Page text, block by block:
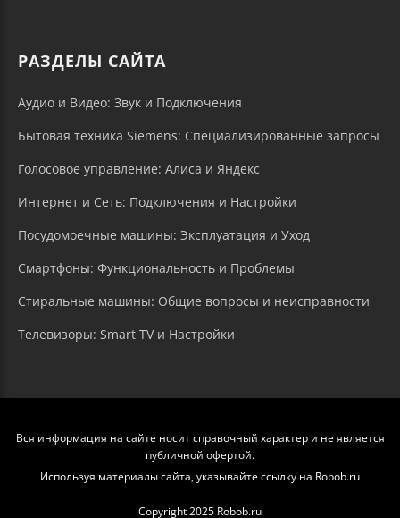
РАЗДЕЛЫ САЙТА
Аудио и Видео: Звук и Подключения
Бытовая техника Siemens: Специализированные запросы
Голосовое управление: Алиса и Яндекс
Интернет и Сеть: Подключения и Настройки
Посудомоечные машины: Эксплуатация и Уход
Смартфоны: Функциональность и Проблемы
Стиральные машины: Общие вопросы и неисправности
Телевизоры: Smart TV и Настройки
Вся информация на сайте носит справочный характер и не является
публичной офертой.
Используя материалы сайта, указывайте ссылку на Robob.ru
Copyright 2025 Robob.ru